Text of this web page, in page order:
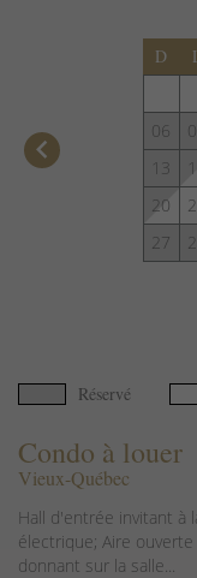
keyboard_arrow_left
D
06
13
20
27
Réservé
Condo à louer
Vieux-Québec
Hall d'entrée invitant à
électrique; Aire
donnant sur la salle...